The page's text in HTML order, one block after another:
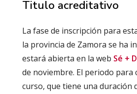
Titulo acreditativo
La fase de inscripción para
la provincia de Zamora se ha
estará abierta en la web Sé +
de noviembre. El periodo para
curso, que tiene una duración